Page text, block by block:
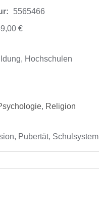
5565466
€
Hochschulen
, Religion
Pubertät, Schulsystem